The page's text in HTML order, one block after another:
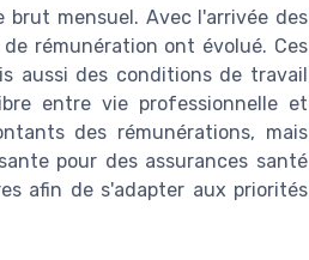
brut mensuel. Avec l'arrivée des
rémunération ont évolué. Ces
aussi des conditions de travail
entre vie professionnelle et
des rémunérations, mais
pour des assurances santé
afin de s'adapter aux priorités